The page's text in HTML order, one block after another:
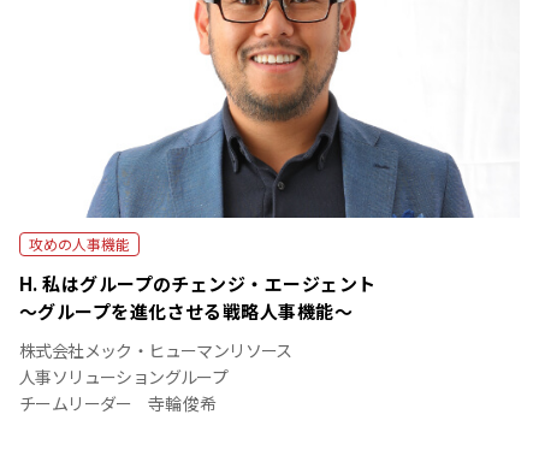
攻めの人事機能
H. 私はグループのチェンジ・エージェント
～グループを進化させる戦略人事機能～
株式会社メック・ヒューマンリソース
人事ソリューショングループ
チームリーダー 寺輪 俊希